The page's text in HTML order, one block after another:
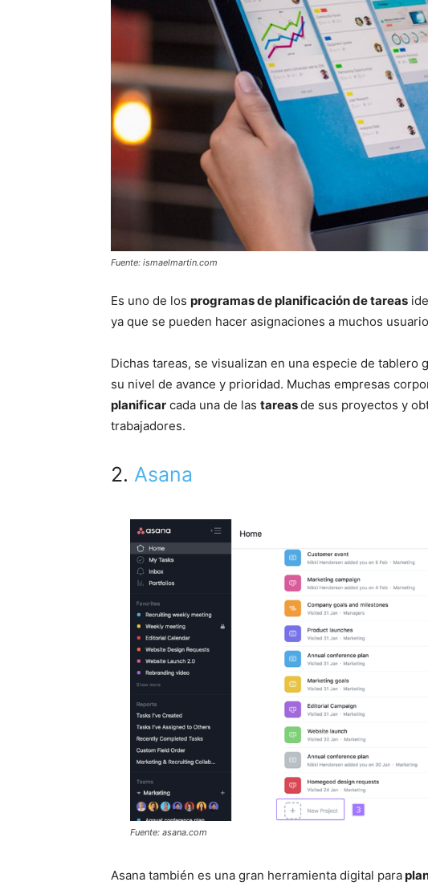
Fuente: ismaelmartin.com
Es uno de los programas de planificación de tareas
ya que se pueden hacer asignaciones a muchos
Dichas tareas, se visualizan en una especie de tablero
su nivel de avance y prioridad. Muchas empresas
planificar cada una de las tareasde sus proyectos y
trabajadores.
2. Asana
Fuente: asana.com
Asana también es una gran herramienta digital para